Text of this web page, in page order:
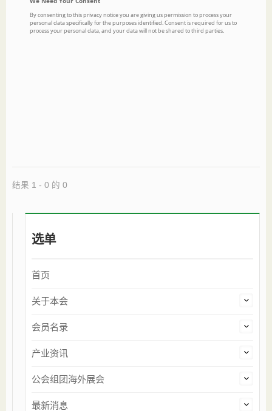
结果 1 - 0 的 0
选单
首页
关于本会
会员名录
产业资讯
公会组团海外展会
最新消息